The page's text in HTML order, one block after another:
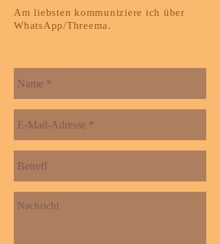
Am liebsten kommuniziere ich über
WhatsApp/Threema.